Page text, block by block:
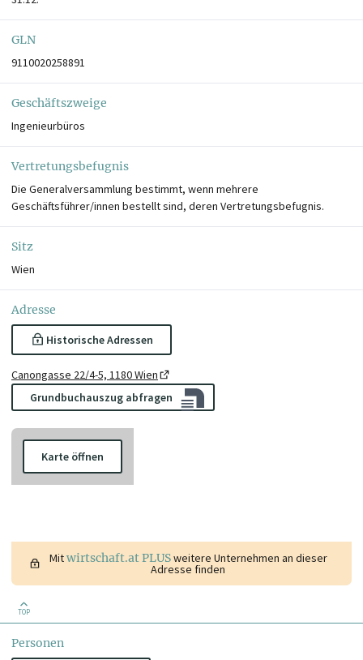
GLN
9110020258891
Geschäftszweige
Ingenieurbüros
Vertretungsbefugnis
Die Generalversammlung bestimmt, wenn mehrere
Geschäftsführer/innen bestellt sind, deren Vertretungsbefugnis.
Sitz
Wien
Adresse
Historische Adressen
Canongasse 22/4-5, 1180 Wien
Grundbuchauszug abfragen
Karte öffnen
Mitwirtschaft.at PLUSweitere Unternehmen an dieser
Adresse finden
TOP
Personen